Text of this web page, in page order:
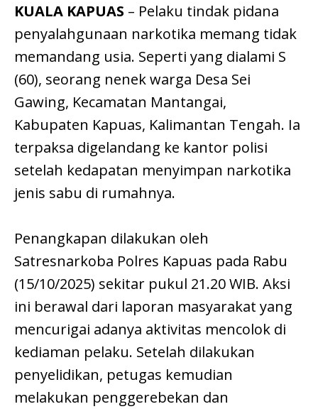
KUALA KAPUAS – Pelaku tindak pidana
penyalahgunaan narkotika memang tidak
memandang usia. Seperti yang dialami S
(60), seorang nenek warga Desa Sei
Gawing, Kecamatan Mantangai,
Kabupaten Kapuas, Kalimantan Tengah. Ia
terpaksa digelandang ke kantor polisi
setelah kedapatan menyimpan narkotika
jenis sabu di rumahnya.
Penangkapan dilakukan oleh
Satresnarkoba Polres Kapuas pada Rabu
(15/10/2025) sekitar pukul 21.20 WIB. Aksi
ini berawal dari laporan masyarakat yang
mencurigai adanya aktivitas mencolok di
kediaman pelaku. Setelah dilakukan
penyelidikan, petugas kemudian
melakukan penggerebekan dan